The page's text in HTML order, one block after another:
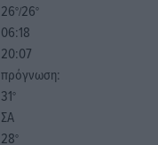
26°/26°
06:18
20:07
πρόγνωση:
31°
ΣΑ
28°